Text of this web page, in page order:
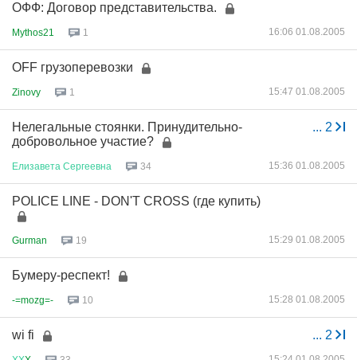
ОФФ: Договор представительства.
Mythos21 1 16:06 01.08.2005
OFF грузоперевозки
Zinovy 1 15:47 01.08.2005
... 2
Нелегальные стоянки. Принудительно-
добровольное участие?
Елизавета Сергеевна 34 15:36 01.08.2005
POLICE LINE - DON'T CROSS (где купить)
Gurman 19 15:29 01.08.2005
Бумеру-респект!
-=mozg=- 10 15:28 01.08.2005
... 2
wi fi